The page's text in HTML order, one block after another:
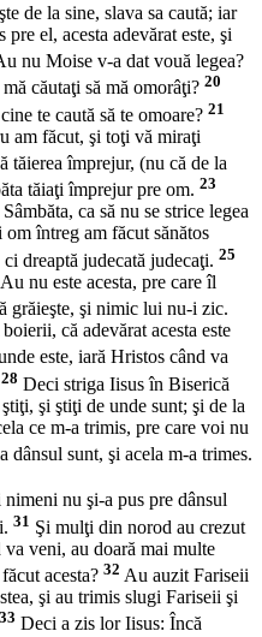
de la sine, slava sa caută; iar
el, acesta adevărat este, şi
nu Moise v-a dat vouă legea?
căutaţi să mă omorâţi? 20
te caută să te omoare? 21
am făcut, şi toţi vă miraţi
tăierea împrejur, (nu că de la
tăiaţi împrejur pre om. 23
ca să nu se strice legea
întreg am făcut sănătos
dreaptă judecată judecaţi. 25
nu este acesta, pre care îl
grăieşte, şi nimic lui nu-i zic.
că adevărat acesta este
este, iară Hristos când va
28 Deci striga Iisus în Biserică
şi ştiţi de unde sunt; şi de la
ce m-a trimis, pre care voi nu
dânsul sunt, şi acela m-a trimes.
nu şi-a pus pre dânsul
31 Şi mulţi din norod au crezut
veni, au doară mai multe
acesta? 32 Au auzit Fariseii
şi au trimis slugi Fariseii şi
33 Deci a zis lor Iisus: Încă